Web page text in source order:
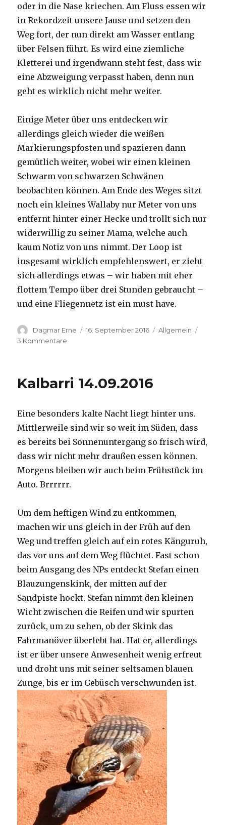
oder in die Nase kriechen. Am Fluss essen wir
in Rekordzeit unsere Jause und setzen den
Weg fort, der nun direkt am Wasser entlang
über Felsen führt. Es wird eine ziemliche
Kletterei und irgendwann steht fest, dass wir
eine Abzweigung verpasst haben, denn nun
geht es wirklich nicht mehr weiter.
Einige Meter über uns entdecken wir
allerdings gleich wieder die weißen
Markierungspfosten und spazieren dann
gemütlich weiter, wobei wir einen kleinen
Schwarm von schwarzen Schwänen
beobachten können. Am Ende des Weges sitzt
noch ein kleines Wallaby nur Meter von uns
entfernt hinter einer Hecke und trollt sich nur
widerwillig zu seiner Mama, welche auch
kaum Notiz von uns nimmt. Der Loop ist
insgesamt wirklich empfehlenswert, er zieht
sich allerdings etwas – wir haben mit eher
flottem Tempo über drei Stunden gebraucht –
und eine Fliegennetz ist ein must have.
Autor
Dagmar Erne
Veröffentlicht
16. September 2016 Kategorien
Allgemein
3 Kommentare
Kalbarri 14.09.2016
Eine besonders kalte Nacht liegt hinter uns.
Mittlerweile sind wir so weit im Süden, dass
es bereits bei Sonnenuntergang so frisch wird,
dass wir nicht mehr draußen essen können.
Morgens bleiben wir auch beim Frühstück im
Auto. Brrrrrr.
Um dem heftigen Wind zu entkommen,
machen wir uns gleich in der Früh auf den
Weg und treffen gleich auf ein rotes Känguruh,
das vor uns auf dem Weg flüchtet. Fast schon
beim Ausgang des NPs entdeckt Stefan einen
Blauzungenskink, der mitten auf der
Sandpiste hockt. Stefan nimmt den kleinen
Wicht zwischen die Reifen und wir spurten
zurück, um zu sehen, ob der Skink das
Fahrmanöver überlebt hat. Hat er, allerdings
ist er über unsere Anwesenheit wenig erfreut
und droht uns mit seiner seltsamen blauen
Zunge, bis er im Gebüsch verschwunden ist.